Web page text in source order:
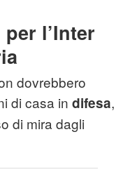
l’Inter
dovrebbero
di casa in difesa,
di mira dagli